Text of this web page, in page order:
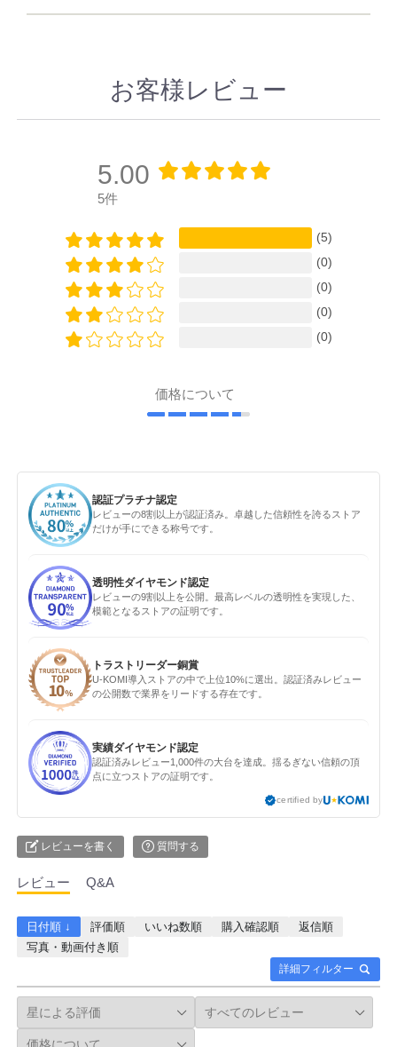
お客様レビュー
5.00
5件
(5)
(0)
(0)
(0)
(0)
価格について
認証プラチナ認定
レビューの8割以上が認証済み。卓越した信頼性を誇るストア
だけが手にできる称号です。
透明性ダイヤモンド認定
レビューの9割以上を公開。最高レベルの透明性を実現した、
模範となるストアの証明です。
トラストリーダー銅賞
U-KOMI導入ストアの中で上位10%に選出。認証済みレビュー
の公開数で業界をリードする存在です。
実績ダイヤモンド認定
認証済みレビュー1,000件の大台を達成。揺るぎない信頼の頂
点に立つストアの証明です。
certified by
レビューを書く 質問する
レビュー Q&A
詳細フィルター
日付順 ↓ 評価順 いいね数順 購入確認順
返信順
写真・動画付き順